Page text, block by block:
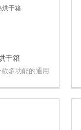
干箱
多功能的通用
料。